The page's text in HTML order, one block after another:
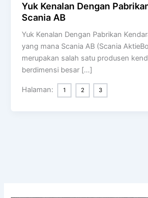
Yuk Kenalan Dengan
Scania AB
Yuk Kenalan Dengan Pabrikan
yang mana Scania AB (Scania
merupakan salah satu produsen
berdimensi besar […]
Halaman: 1 2 3